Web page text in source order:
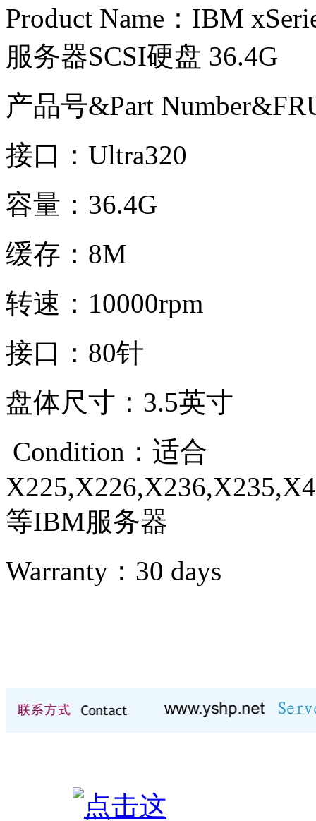
Product Name：IBM
服务器SCSI硬盘 36.4G
产品号&Part
接口：Ultra320
容量：36.4G
缓存：8M
转速：10000rpm
接口：80针
盘体尺寸：3.5英寸
Condition： 适合
等IBM服务器
Warranty： 30 days